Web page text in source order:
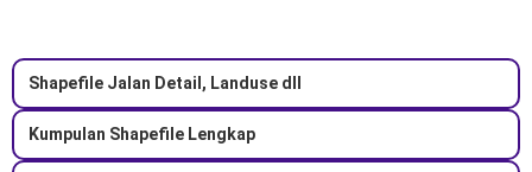
Shapefile Jalan Detail, Landuse dll
Kumpulan Shapefile Lengkap